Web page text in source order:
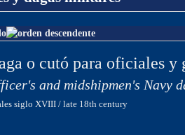
o cutó para oficiales y
and midshipmen's Navy
siglo XVIII / late 18th century